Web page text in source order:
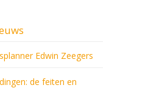
Edwin Zeegers
de feiten en